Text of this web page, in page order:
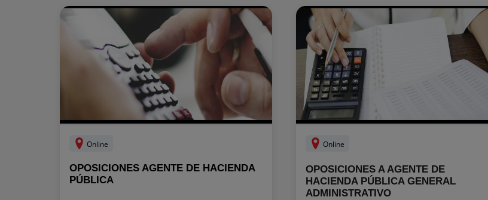
Online
OPOSICIONES AGENTE DE HACIENDA
PÚBLICA
Online
OPOSICIONES A AGENTE DE
HACIENDA PÚBLICA GENERAL
ADMINISTRATIVO